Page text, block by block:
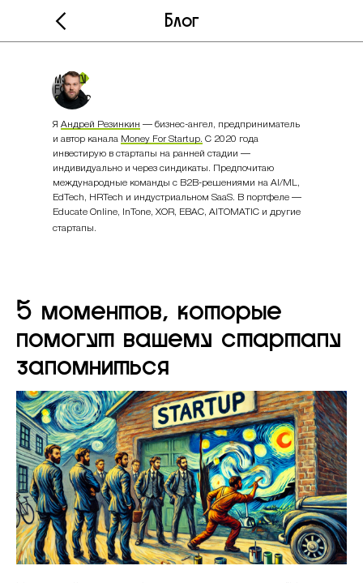
Блог
Я Андрей Резинкин — бизнес-ангел, предприниматель
и автор канала Money For Startup. С 2020 года
инвестирую в стартапы на ранней стадии —
индивидуально и через синдикаты. Предпочитаю
международные команды с B2B-решениями на AI/ML,
EdTech, HRTech и индустриальном SaaS. В портфеле —
Educate Online, InTone, XOR, EBAC, AITOMATIC и другие
стартапы.
5 моментов, которые
помогут вашему стартапу
запомниться